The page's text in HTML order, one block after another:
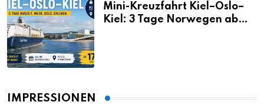
Mini-Kreuzfahrt Kiel–Oslo–
Kiel: 3 Tage Norwegen ab
IMPRESSIONEN